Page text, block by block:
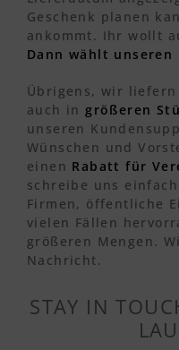
Geschenk planen
ankommt. Ihr wollt
Dann wählt unseren
Übrigens, wir
auch ingrößeren
unseren
Wünschen und
einen Rabatt für
schreibe uns
Firmen, öffentliche
vielen Fällen
größeren Mengen.
Nachricht.
STAY IN